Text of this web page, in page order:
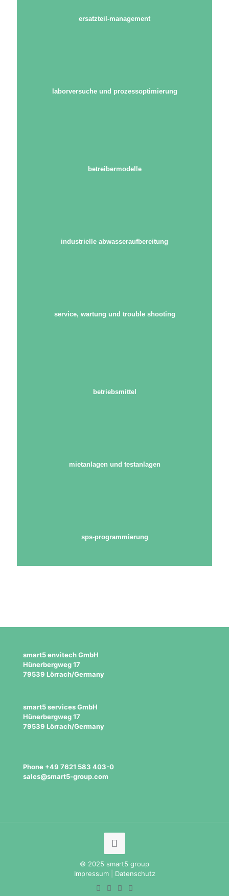
ersatzteil-management
laborversuche und prozessoptimierung
betreibermodelle
industrielle abwasseraufbereitung
service, wartung und trouble shooting
betriebsmittel
mietanlagen und testanlagen
sps-programmierung
smart5 envitech GmbH
Hünerbergweg 17
79539 Lörrach/Germany
smart5 services GmbH
Hünerbergweg 17
79539 Lörrach/Germany
Phone +49 7621 583 403-0
sales@smart5-group.com
© 2025 smart5 group
Impressum| Datenschutz